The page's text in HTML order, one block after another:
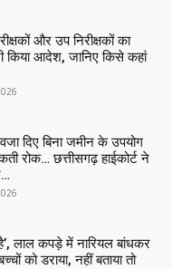
और उप निरीक्षकों का
किया आदेश, जानिए किसे कहां
दिए बिना जमीन के उपयोग
रोक… छत्तीसगढ़ हाईकोर्ट ने
लाल कपड़े में नारियल बांधकर
को डराया, नहीं बताया तो